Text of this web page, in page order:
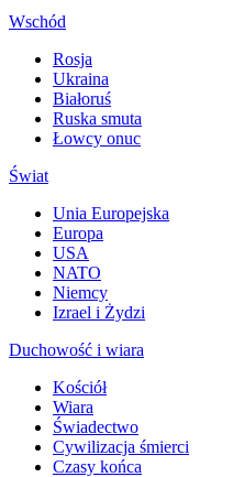
Wschód
Rosja
Ukraina
Białoruś
Ruska smuta
Łowcy onuc
Świat
Unia Europejska
Europa
USA
NATO
Niemcy
Izrael i Żydzi
Duchowość i wiara
Kościół
Wiara
Świadectwo
Cywilizacja śmierci
Czasy końca